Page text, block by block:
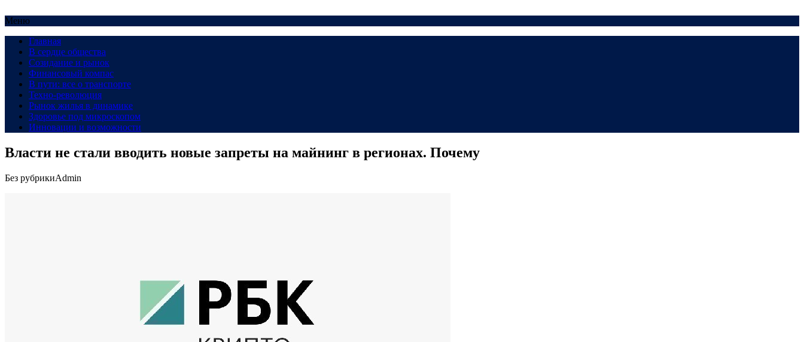
Меню
Главная
В сердце общества
Созидание и рынок
Финансовый компас
В пути: все о транспорте
Техно-революция
Рынок жилья в динамике
Здоровье под микроскопом
Инновации и возможности
Власти не стали вводить новые запреты на майнинг в регионах. Почему
Без рубрикиAdmin